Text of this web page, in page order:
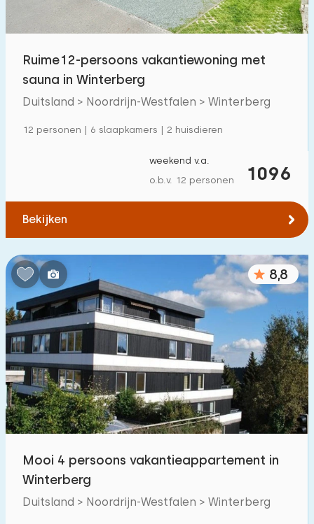
Ruime12-persoons vakantiewoning met
sauna in Winterberg
Duitsland > Noordrijn-Westfalen > Winterberg
12 personen | 6 slaapkamers | 2 huisdieren
1096
weekend v.a.
o.b.v. 12 personen
Bekijken
8,8
Mooi 4 persoons vakantieappartement in
Winterberg
Duitsland > Noordrijn-Westfalen > Winterberg